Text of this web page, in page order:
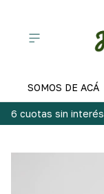
SOMOS DE ACÁ
6 cuotas sin interés